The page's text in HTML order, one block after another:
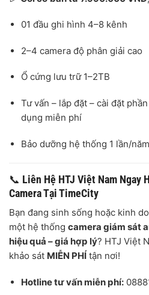
01 đầu ghi hình 4–8 kênh
2–4 camera độ phân giải cao
Ổ cứng lưu trữ 1–2TB
Tư vấn – lắp đặt – cài đặt
dụng miễn phí
Bảo dưỡng hệ thống 1 lần/
📞 Liên Hệ HTJ Việt Nam Ngay
Camera Tại TimeCity
Bạn đang sinh sống hoặc kinh
một hệ thống camera giám sát
hiệu quả – giá hợp lý? HTJ Việt
khảo sát MIỄN PHÍ tận nơi!
Hotline tư vấn miễn phí: